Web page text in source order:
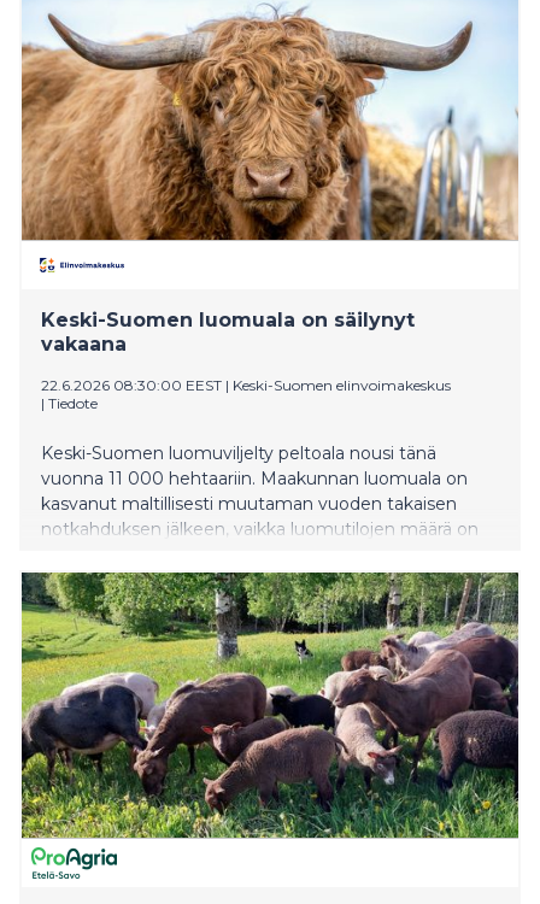
käytännönläheiselle ohjelmalle.
Keski-Suomen luomuala on säilynyt
vakaana
22.6.2026 08:30:00 EEST | Keski-Suomen elinvoimakeskus
| Tiedote
Keski-Suomen luomuviljelty peltoala nousi tänä
vuonna 11 000 hehtaariin. Maakunnan luomuala on
kasvanut maltillisesti muutaman vuoden takaisen
notkahduksen jälkeen, vaikka luomutilojen määrä on